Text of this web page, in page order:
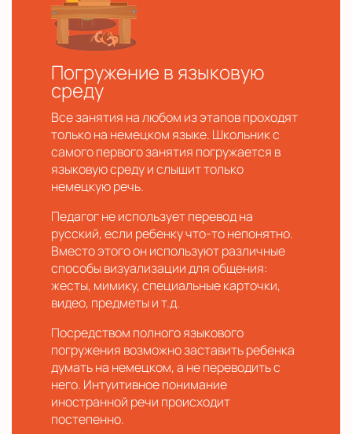
Погружение в языковую
среду
Все занятия на любом из этапов проходят
только на немецком языке. Школьник с
самого первого занятия погружается в
языковую среду и слышит только
немецкую речь.
Педагог не использует перевод на
русский, если ребенку что-то непонятно.
Вместо этого он используют различные
способы визуализации для общения:
жесты, мимику, специальные карточки,
видео, предметы и т.д.
Посредством полного языкового
погружения возможно заставить ребенка
думать на немецком, а не переводить с
него. Интуитивное понимание
иностранной речи происходит
постепенно.